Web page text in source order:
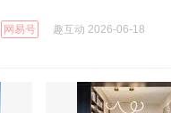
网易号 趣互动 2026-06-18